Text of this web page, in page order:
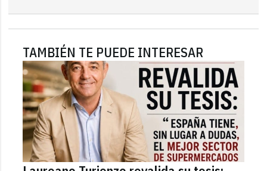
TAMBIÉN TE PUEDE INTERESAR